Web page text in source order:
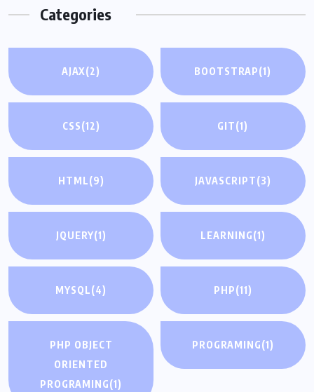
Categories
AJAX(2) BOOTSTRAP(1)
CSS(12) GIT(1)
HTML(9) JAVASCRIPT(3)
JQUERY(1) LEARNING(1)
MYSQL(4) PHP(11)
PHP OBJECT
ORIENTED
PROGRAMING(1)
PROGRAMING(1)